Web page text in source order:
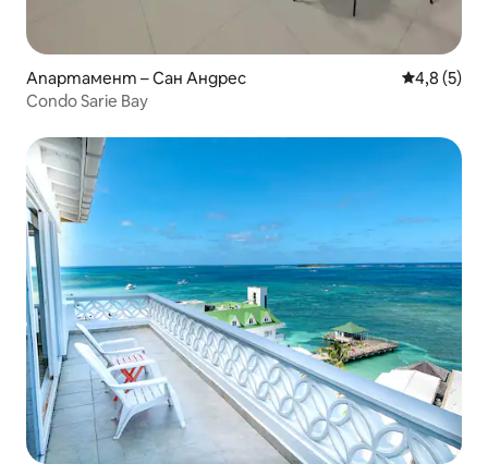
Апартамент – Сан Андрес Средна
4,8 (5)
Condo Sarie Bay